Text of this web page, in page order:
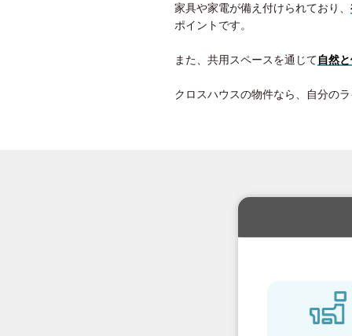
家具や家電が備え付けられており、
ポイントです。
また、共用スペースを通じて自然
クロスハウスの物件なら、自分の